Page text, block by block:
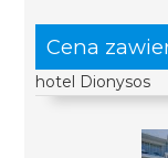
Cena
hotel Dionysos